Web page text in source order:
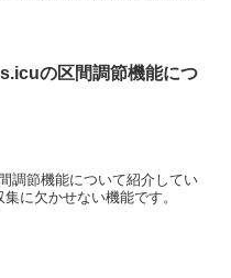
の区間調節機能につ
調節機能について紹介してい
に欠かせない機能です。